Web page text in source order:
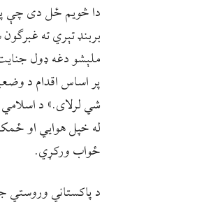
دا څویم ځل دی چې
بربنډ تېري ته
ملېشو دغه ډول
پر اساس اقدام د
شي لرلای.» د
له خپل هوايي او
ځواب ورکړي.
د پاکستاني وروستي